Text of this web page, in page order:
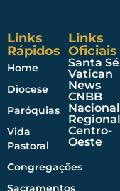
Links
Rápidos
Home
Diocese
Paróquias
Vida
Pastoral
Congregações
Links
Oficiais
Santa Sé
Vatican
News
CNBB
Nacional
Regional
Centro-
Oeste